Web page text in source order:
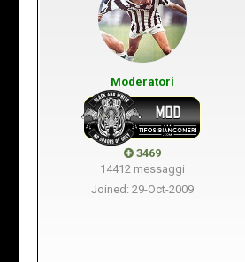
Moderatori
3469
14412 messaggi
Joined: 29-Oct-2009